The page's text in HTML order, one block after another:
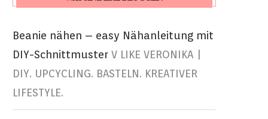
Beanie nähen – easy Nähanleitung mit
DIY-Schnittmuster V LIKE VERONIKA |
DIY. UPCYCLING. BASTELN. KREATIVER
LIFESTYLE.